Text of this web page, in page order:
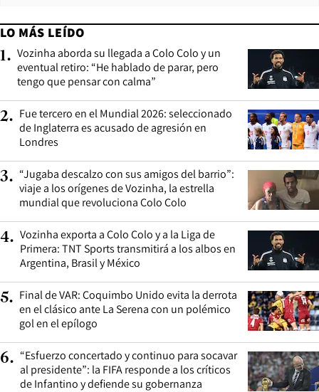
LO MÁS LEÍDO
1. Vozinha aborda su llegada a Colo Colo y un
eventual retiro: “He hablado de parar, pero
tengo que pensar con calma”
2. Fue tercero en el Mundial 2026: seleccionado
de Inglaterra es acusado de agresión en
Londres
3. “Jugaba descalzo con sus amigos del barrio”:
viaje a los orígenes de Vozinha, la estrella
mundial que revoluciona Colo Colo
4. Vozinha exporta a Colo Colo y a la Liga de
Primera: TNT Sports transmitirá a los albos en
Argentina, Brasil y México
5. Final de VAR: Coquimbo Unido evita la derrota
en el clásico ante La Serena con un polémico
gol en el epílogo
6. “Esfuerzo concertado y continuo para socavar
al presidente”: la FIFA responde a los críticos
de Infantino y defiende su gobernanza